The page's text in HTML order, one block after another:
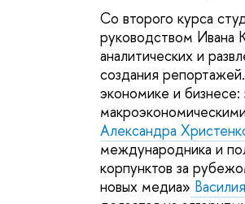
Со второго курса
руководством Ивана
аналитических и
создания
экономике и
Александра
международника и
корпунктов за
новых медиа»